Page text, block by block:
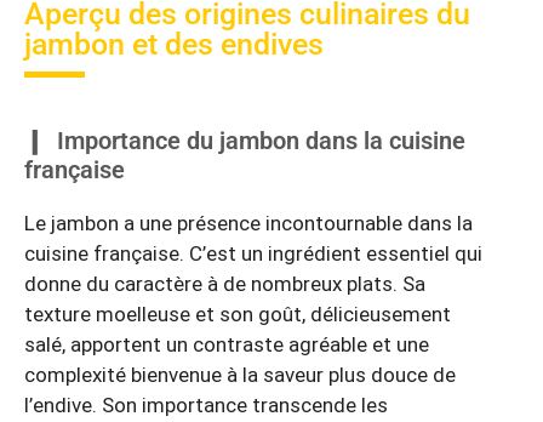
Aperçu des origines culinaires du
jambon et des endives
Importance du jambon dans la cuisine
française
Le jambon a une présence incontournable dans la
cuisine française. C’est un ingrédient essentiel qui
donne du caractère à de nombreux plats. Sa
texture moelleuse et son goût, délicieusement
salé, apportent un contraste agréable et une
complexité bienvenue à la saveur plus douce de
l’endive. Son importance transcende les